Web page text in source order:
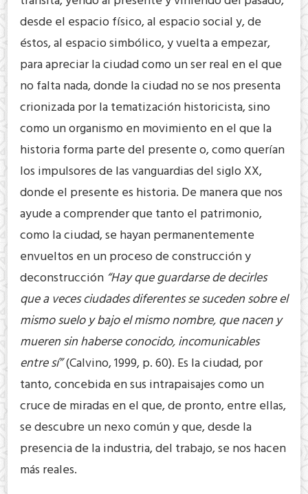
desde el espacio físico, al espacio social y, de
éstos, al espacio simbólico, y vuelta a empezar,
para apreciar la ciudad como un ser real en el que
no falta nada, donde la ciudad no se nos presenta
crionizada por la tematización historicista, sino
como un organismo en movimiento en el que la
historia forma parte del presente o, como querían
los impulsores de las vanguardias del siglo XX,
donde el presente es historia. De manera que nos
ayude a comprender que tanto el patrimonio,
como la ciudad, se hayan permanentemente
envueltos en un proceso de construcción y
deconstrucción “Hay que guardarse de decirles
que a veces ciudades diferentes se suceden sobre el
mismo suelo y bajo el mismo nombre, que nacen y
mueren sin haberse conocido, incomunicables
entre sí”(Calvino, 1999, p. 60). Es la ciudad, por
tanto, concebida en sus intrapaisajes como un
cruce de miradas en el que, de pronto, entre ellas,
se descubre un nexo común y que, desde la
presencia de la industria, del trabajo, se nos hacen
más reales.